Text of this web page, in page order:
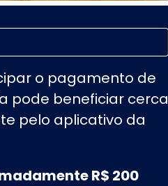
o pagamento de
pode beneficiar cerca
pelo aplicativo da
R$ 200